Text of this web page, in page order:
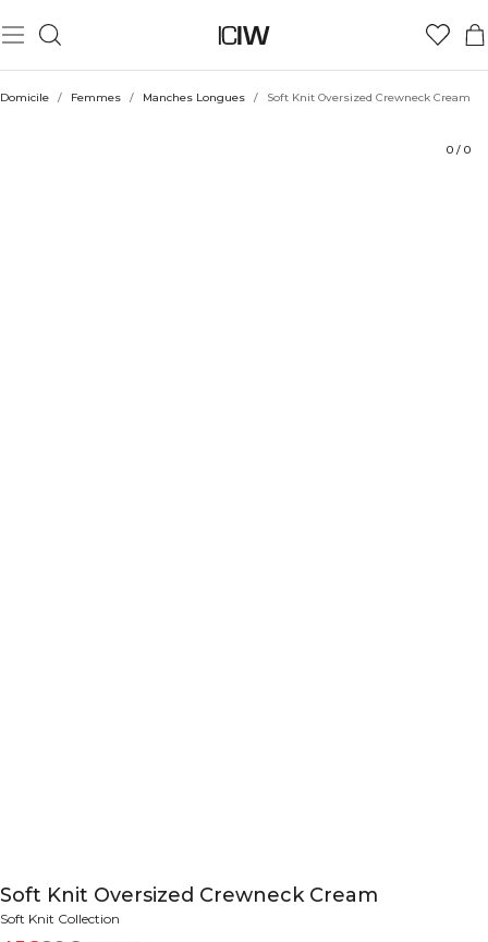
Domicile / Femmes / Manches Longues / Soft Knit Oversized Crewneck Cream
0 / 0
Soft Knit Oversized Crewneck Cream
Soft Knit Collection